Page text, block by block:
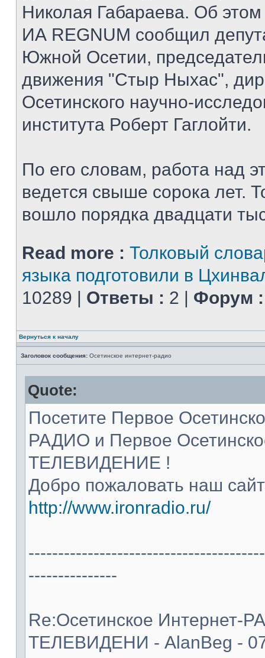
Николая Габараева. Об
ИА REGNUM сообщил
Южной Осетии,
движения "Стыр Ныхас",
Осетинского научно-
института Роберт Гаглойти.
По его словам, работа над
ведется свыше сорока лет.
вошло порядка двадцати
Read more : Толковый
языка подготовили в
10289 | Ответы : 2 | Форум :
Вернуться к началу
Заголовок сообщения: Осетинское интернет-радио
Quote:
Посетите Первое
РАДИО и Первое
ТЕЛЕВИДЕНИЕ !
Добро пожаловать наш сайт
http://www.ironradio.ru/
---------------
Re:Осетинское Интернет-
ТЕЛЕВИДЕНИ - AlanBeg -